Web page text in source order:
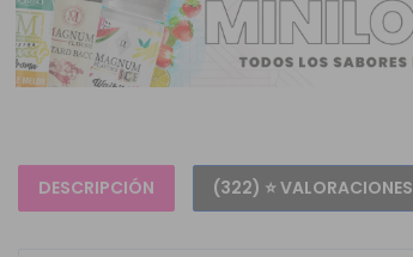
DESCRIPCIÓN (322) ⭐ VALORACIONES